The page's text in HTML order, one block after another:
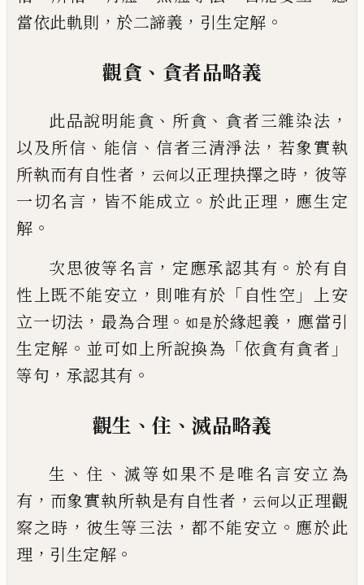
當依此軌則 ， 於二諦義 ， 引生定解 。
觀貪 、 貪者品略義
此品說明能貪 、 所貪 、 貪者三雜染法 ，
以及所信 、 能信 、 信者三清淨法 ， 若象實執
所執而有自性者 ， 云何以正理抉擇之時 ， 彼等
一切名言 ， 皆不能成立 。 於此正理 ， 應生定
解 。
次思彼等名言 ， 定應承認其有 。 於有自
性上既不能安立 ， 則唯有於 「 自性空 」
上安
立一切法 ， 最為合理 。如是於緣起義 ， 應當引
生定解 。 並可如上所說換為 「依貪有貪者 」
等句 ， 承認其有 。
觀生 、住 、滅品略義
生 、 住 、 滅等如果不是唯名言安立為
有 ， 而象實執所執是有自性者 ，云何以正理觀
察之時 ， 彼生等三法 ， 都不能安立 。 應於此
理 ， 引生定解 。